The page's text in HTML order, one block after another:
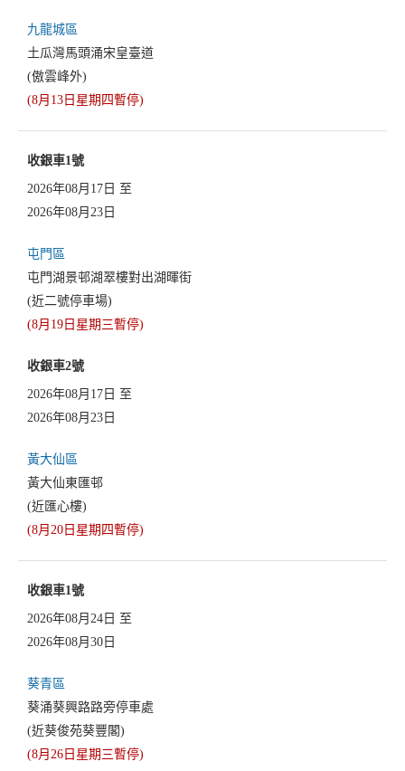
九龍城區
土瓜灣馬頭涌宋皇臺道
(傲雲峰外)
(8月13日星期四暫停)
收銀車1號
2026年08月17日 至
2026年08月23日
屯門區
屯門湖景邨湖翠樓對出湖暉街
(近二號停車場)
(8月19日星期三暫停)
收銀車2號
2026年08月17日 至
2026年08月23日
黃大仙區
黃大仙東匯邨
(近匯心樓)
(8月20日星期四暫停)
收銀車1號
2026年08月24日 至
2026年08月30日
葵青區
葵涌葵興路路旁停車處
(近葵俊苑葵豐閣)
(8月26日星期三暫停)